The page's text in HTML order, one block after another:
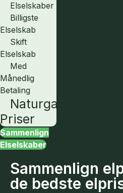
Elselskaber
Billigste
Elselskab
Skift
Elselskab
Med
Månedlig
Betaling
Naturgas
Priser
Sammenlign
Elselskaber
Sammenlign
de bedste